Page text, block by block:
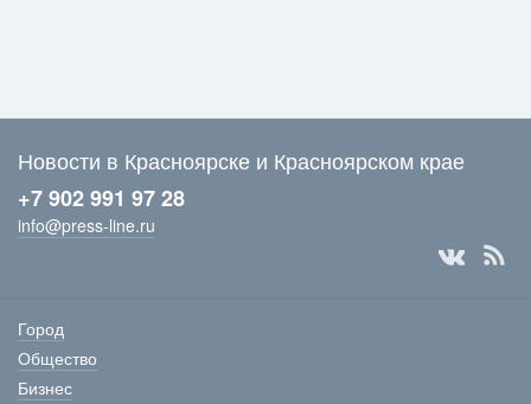
Новости в Красноярске и Красноярском крае
+7 902 991 97 28
info@press-line.ru
Город
Общество
Бизнес